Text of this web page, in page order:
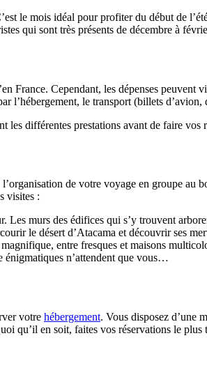
le mois idéal pour profiter du début de
qui sont très présents de décembre à
France. Cependant, les dépenses
l’hébergement, le transport (billets
les différentes prestations avant de faire
de votre voyage en groupe
visites :
Les murs des édifices qui s’y trouvent
le désert d’Atacama et découvrir ses
entre fresques et maisons
énigmatiques n’attendent que vous…
votre hébergement. Vous disposez d’une
qu’il en soit, faites vos réservations le